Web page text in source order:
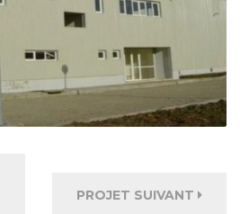
PROJET SUIVANT